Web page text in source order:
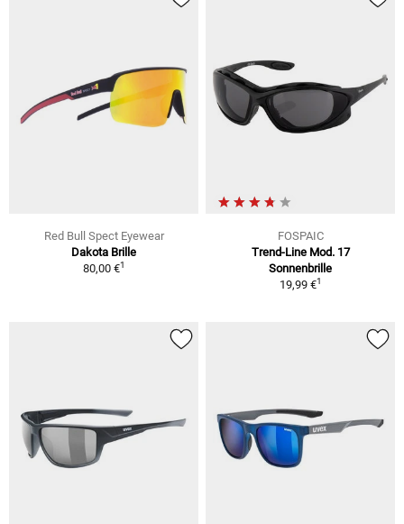
Red Bull Spect Eyewear
Dakota Brille
80,00 €1
FOSPAIC
Trend-Line Mod. 17
Sonnenbrille
19,99 €1